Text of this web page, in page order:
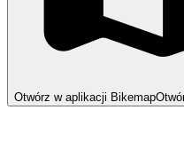
Otwórz w aplikacji Bikemap